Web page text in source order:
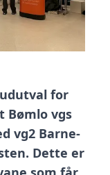
for
Bømlo vgs
vg2 Barne-
Dette er